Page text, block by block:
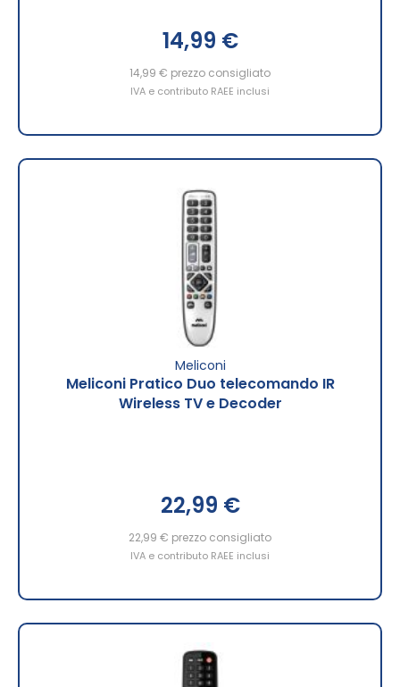
14,99 €
14,99 € prezzo consigliato
IVA e contributo RAEE inclusi
Meliconi
Meliconi Pratico Duo telecomando IR
Wireless TV e Decoder
22,99 €
22,99 € prezzo consigliato
IVA e contributo RAEE inclusi